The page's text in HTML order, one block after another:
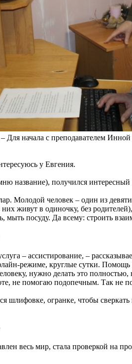
Для начала с преподавателем
у Евгения.
название), получился интересный
Молодой человек – один из
живут в одиночку, без
мыть посуду. Да всему: строить
– ассистирование, –
режиме, круглые сутки. Помощь
нужно делать это
не помогаю подопечным. Так не
шлифовке, огранке, чтобы
весь мир, стала проверкой на